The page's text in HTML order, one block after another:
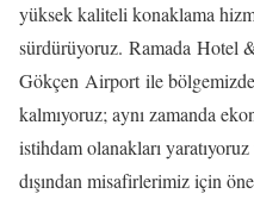
yüksek kaliteli konaklama
sürdürüyoruz. Ramada Hotel
Gökçen Airport ile
kalmıyoruz; aynı zamanda
istihdam olanakları
dışından misafirlerimiz için